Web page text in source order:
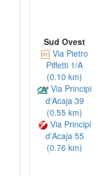
Sud Ovest
Via Pietro
Piffetti 1/A
(0.10 km)
Via Principi
d'Acaja 39
(0.55 km)
Via Principi
d'Acaja 55
(0.76 km)